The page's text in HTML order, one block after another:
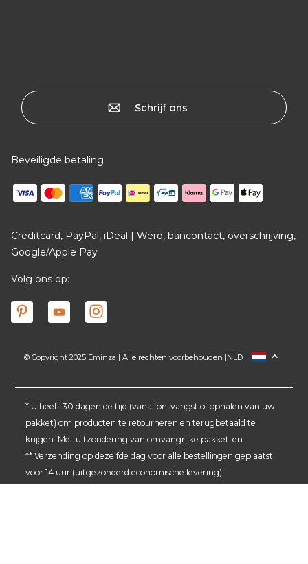
Schrijf ons
Beveiligde betaling
Creditcard, PayPal, iDeal | Wero, bancontact, overschrijving,
Google/Apple Pay
Volg ons op:
© Copyright 2025 Eminza | Alle rechten voorbehouden |
FRANCE
ITALIA
DEUTSCHLAND
SCHWEIZ
NLD
* U heeft 30 dagen de tijd (vanaf ontvangst of ophalen van uw
pakket) om producten te retourneren en terugbetaald te
krijgen. Met uitzondering van omvangrijke pakketten.
** Verzending op dezelfde dag voor alle bestellingen geplaatst
voor 14 uur (uitgezonderd economische levering)